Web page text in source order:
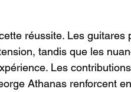
réussite. Les guitares
tandis que les
Les
Athanas renforcent